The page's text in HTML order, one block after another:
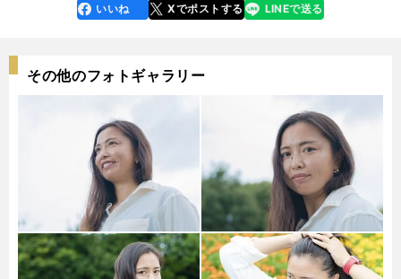
faceboo
k
いいね Xでポストする
line LINEで送る
その他のフォトギャラリー